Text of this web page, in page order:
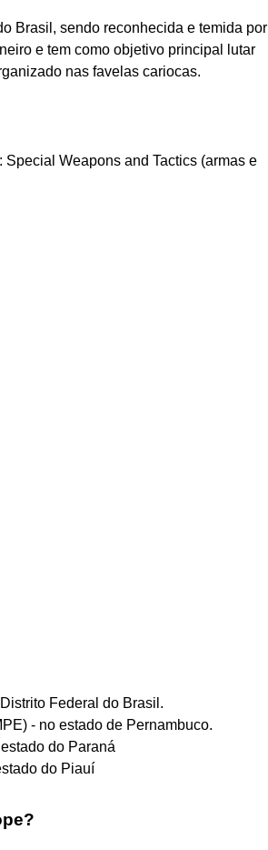
Brasil, sendo reconhecida e temida por
e tem como objetivo principal lutar
nas favelas cariocas.
Weapons and Tactics (armas e
Federal do Brasil.
- no estado de Pernambuco.
do Paraná
do Piauí